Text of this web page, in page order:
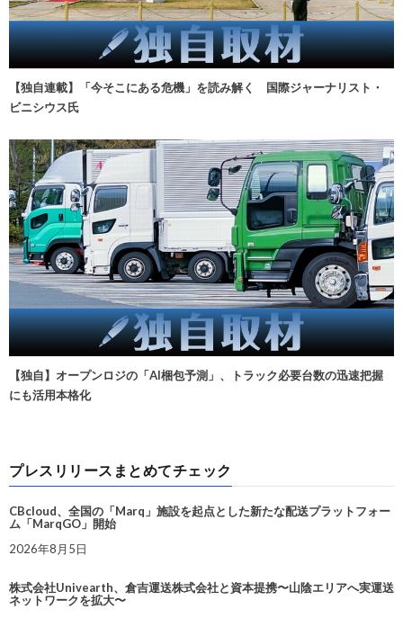
【独自連載】「今そこにある危機」を読み解く 国際ジャーナリスト・
ビニシウス氏
【独自】オープンロジの「AI梱包予測」、トラック必要台数の迅速把握
にも活用本格化
プレスリリースまとめてチェック
CBcloud、全国の「Marq」施設を起点とした新たな配送プラットフォー
ム「MarqGO」開始
2026年8月5日
株式会社Univearth、倉吉運送株式会社と資本提携〜山陰エリアへ実運送
ネットワークを拡大〜